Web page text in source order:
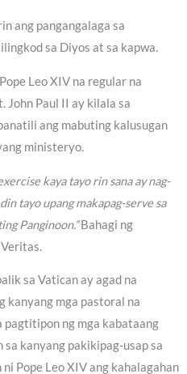
ang pangangalaga sa
sa Diyos at sa kapwa.
Leo XIV na regular na
John Paul II ay kilala sa
ang mabuting kalusugan
ministeryo.
kaya tayo rin sana ay nag-
tayo upang makapag-serve sa
Panginoon.”Bahagi ng
Veritas.
sa Vatican ay agad na
kanyang mga pastoral na
pagtitipon ng mga kabataang
sa kanyang pakikipag-usap sa
Pope Leo XIV ang kahalagahan